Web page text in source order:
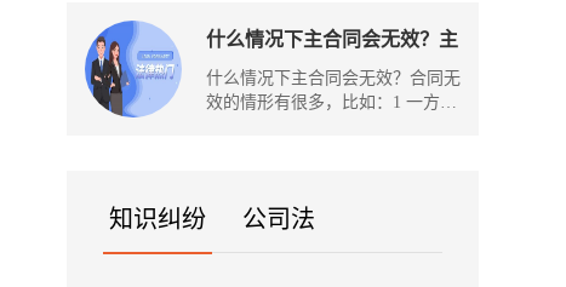
什么情况下主合同会无效？主
合同无效担保合同效力会怎
样？
什么情况下主合同会无效？合同无
效的情形有很多，比如：1 一方以
知识纠纷 公司法